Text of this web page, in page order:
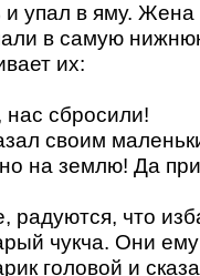
упал в яму.
в самую
их:
сбросили!
своим
на землю! Да
радуются, что
чукча. Они ему
головой и